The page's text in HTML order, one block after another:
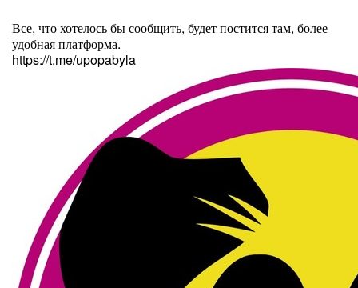
Все, что хотелось бы сообщить, будет постится там, более
удобная платформа.
https://t.me/upopabyla